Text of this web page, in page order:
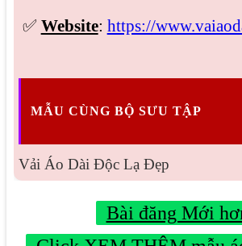
✅ Website: https://
MẪU CÙNG BỘ SƯU TẬP
Vải Áo Dài Độc Lạ Đẹp
Bài đăng Mới